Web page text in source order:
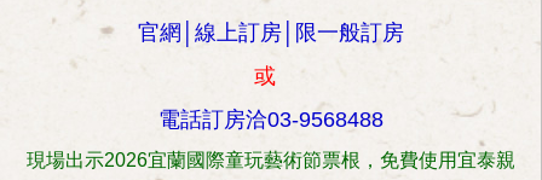
官網│線上訂房│限一般訂房
或
電話訂房洽03-9568488
現場出示2026宜蘭國際童玩藝術節票根，免費使用宜泰親